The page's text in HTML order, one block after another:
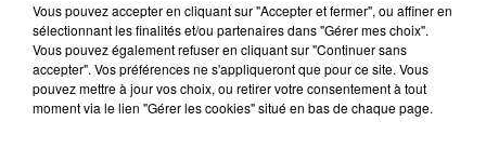
Vous pouvez accepter en cliquant sur "Accepter et fermer", ou affiner en
sélectionnant les finalités et/ou partenaires dans "Gérer mes choix".
Vous pouvez également refuser en cliquant sur "Continuer sans
accepter". Vos préférences ne s'appliqueront que pour ce site. Vous
pouvez mettre à jour vos choix, ou retirer votre consentement à tout
moment via le lien "Gérer les cookies" situé en bas de chaque page.